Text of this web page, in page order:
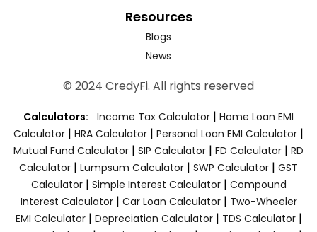
Resources
Blogs
News
© 2024 CredyFi. All rights reserved
Calculators: Income Tax Calculator | Home Loan EMI
Calculator | HRA Calculator | Personal Loan EMI Calculator |
Mutual Fund Calculator | SIP Calculator | FD Calculator | RD
Calculator | Lumpsum Calculator | SWP Calculator | GST
Calculator| Simple Interest Calculator| Compound
Interest Calculator| Car Loan Calculator| Two-Wheeler
EMI Calculator| Depreciation Calculator| TDS Calculator|